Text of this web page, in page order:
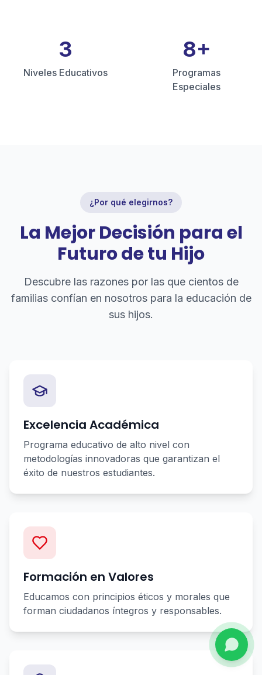
3
Niveles Educativos
8+
Programas
Especiales
¿Por qué elegirnos?
La Mejor Decisión para el
Futuro de tu Hijo
Descubre las razones por las que cientos de
familias confían en nosotros para la educación de
sus hijos.
Excelencia Académica
Programa educativo de alto nivel con
metodologías innovadoras que garantizan el
éxito de nuestros estudiantes.
Formación en Valores
Educamos con principios éticos y morales que
forman ciudadanos íntegros y responsables.